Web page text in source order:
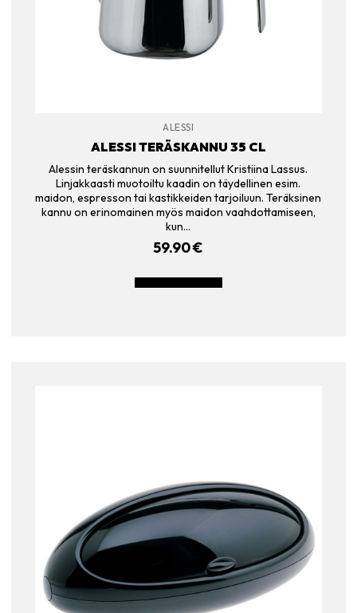
ALESSI
ALESSI TERÄSKANNU 35 CL
Alessin teräskannun on suunnitellut Kristiina Lassus.
Linjakkaasti muotoiltu kaadin on täydellinen esim.
maidon, espresson tai kastikkeiden tarjoiluun. Teräksinen
kannu on erinomainen myös maidon vaahdottamiseen,
kun…
59.90€